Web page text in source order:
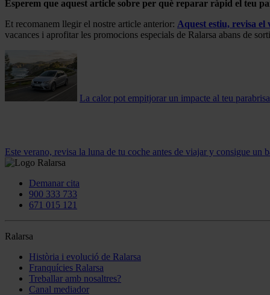
Esperem que aquest article sobre per què reparar ràpid el teu
Et recomanem llegir el nostre article anterior: Aquest estiu, revisa
vacances i aprofitar les promocions especials de Ralarsa abans de
La calor pot empitjorar un impacte al teu parabrisa
Este verano, revisa la luna de tu coche antes de viajar y consigue un
Demanar cita
900 333 733
671 015 121
Ralarsa
Història i evolució de Ralarsa
Franquícies Ralarsa
Treballar amb nosaltres?
Canal mediador